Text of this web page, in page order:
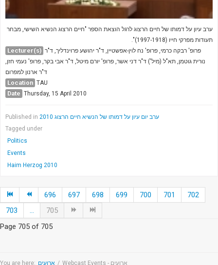
ערב עיון על דמותו של חיים הרצוג לרגל הוצאת הספר "חיים הרצוג הנשיא השישי, מבחר
תעודות מפרקי חייו (1997-1918)".
Lecturer(s) פרופ' רבקה כרמי, פרופ' נח לוין-אפשטיין, ד"ר יהושע פרוינדליך, ד"ר
נורית גוטמן, תא"ל (מיל') ד"ר דני אשר, פרופ' יורם מיטל, ד"ר אבי בקר, פרופ' נעמי חזן,
ד"ר ארנון למפרום
Location TAU
Date Thursday, 15 April 2010
Published in
ערב יום עיון על דמותו של הנשיא חיים הרצוג 2010
Tagged under
Politics
Events
Haim Herzog 2010
696 697 698 699 700 701
702
703
...
705
Page 705 of 705
You are here: ארועים / Webcast Events - ארועים